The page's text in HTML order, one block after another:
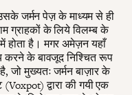
जर्मन पेज़ के माध्यम से ही
ग्राहकों के लिये विलम्ब के
है। मगर अमेज़न यहाँ
करने के बावजूद निश्चित रूप
जो मुख्यतः जर्मन बाज़ार के
द्वारा की गयी एक